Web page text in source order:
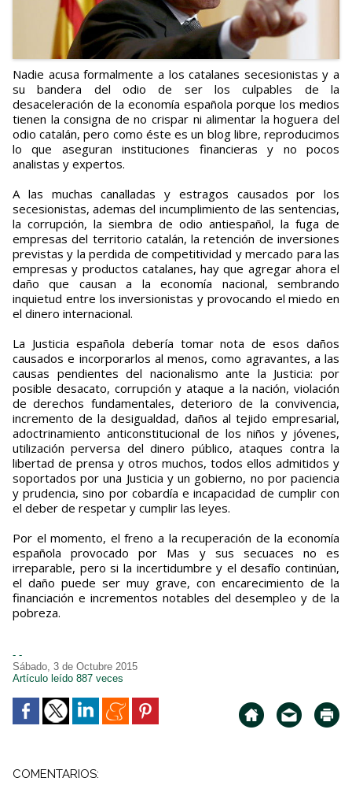
Nadie acusa formalmente a los catalanes secesionistas y a
su bandera del odio de ser los culpables de la
desaceleración de la economía española porque los medios
tienen la consigna de no crispar ni alimentar la hoguera del
odio catalán, pero como éste es un blog libre, reproducimos
lo que aseguran instituciones financieras y no pocos
analistas y expertos.
A las muchas canalladas y estragos causados por los
secesionistas, ademas del incumplimiento de las sentencias,
la corrupción, la siembra de odio antiespañol, la fuga de
empresas del territorio catalán, la retención de inversiones
previstas y la perdida de competitividad y mercado para las
empresas y productos catalanes, hay que agregar ahora el
daño que causan a la economía nacional, sembrando
inquietud entre los inversionistas y provocando el miedo en
el dinero internacional.
La Justicia española debería tomar nota de esos daños
causados e incorporarlos al menos, como agravantes, a las
causas pendientes del nacionalismo ante la Justicia: por
posible desacato, corrupción y ataque a la nación, violación
de derechos fundamentales, deterioro de la convivencia,
incremento de la desigualdad, daños al tejido empresarial,
adoctrinamiento anticonstitucional de los niños y jóvenes,
utilización perversa del dinero público, ataques contra la
libertad de prensa y otros muchos, todos ellos admitidos y
soportados por una Justicia y un gobierno, no por paciencia
y prudencia, sino por cobardía e incapacidad de cumplir con
el deber de respetar y cumplir las leyes.
Por el momento, el freno a la recuperación de la economía
española provocado por Mas y sus secuaces no es
irreparable, pero si la incertidumbre y el desafío continúan,
el daño puede ser muy grave, con encarecimiento de la
financiación e incrementos notables del desempleo y de la
pobreza.
- -
Sábado, 3 de Octubre 2015
Artículo leído 887 veces
COMENTARIOS: